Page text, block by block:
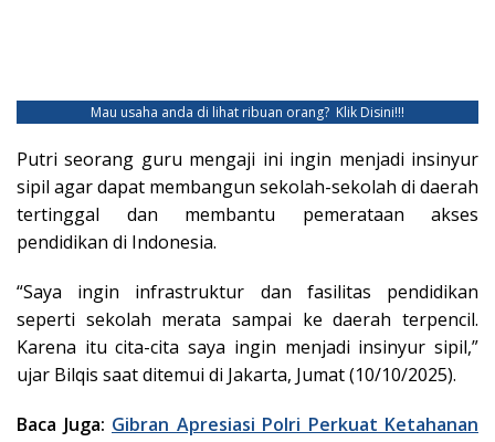
Mau usaha anda di lihat ribuan orang? Klik Disini!!!
Putri seorang guru mengaji ini ingin menjadi insinyur
sipil agar dapat membangun sekolah-sekolah di daerah
tertinggal dan membantu pemerataan akses
pendidikan di Indonesia.
“Saya ingin infrastruktur dan fasilitas pendidikan
seperti sekolah merata sampai ke daerah terpencil.
Karena itu cita-cita saya ingin menjadi insinyur sipil,”
ujar Bilqis saat ditemui di Jakarta, Jumat (10/10/2025).
Baca Juga: Gibran Apresiasi Polri Perkuat Ketahanan